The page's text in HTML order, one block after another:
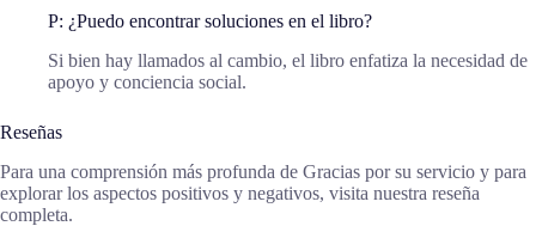
P: ¿Puedo encontrar soluciones en el libro?
Si bien hay llamados al cambio, el libro enfatiza la necesidad de
apoyo y conciencia social.
Reseñas
Para una comprensión más profunda de Gracias por su servicio y para
explorar los aspectos positivos y negativos, visita nuestra reseña
completa.